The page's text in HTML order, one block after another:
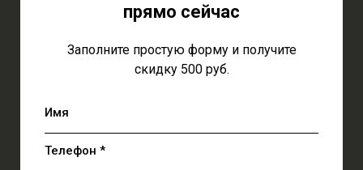
прямо сейчас
Заполните простую форму и получите
скидку 500 руб.
Имя
Телефон *